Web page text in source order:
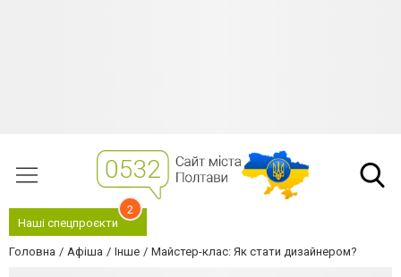
Наші спецпроєкти
2
Головна Афіша Інше Майстер-клас: Як стати дизайнером?